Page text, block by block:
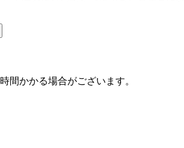
間かかる場合がございます。